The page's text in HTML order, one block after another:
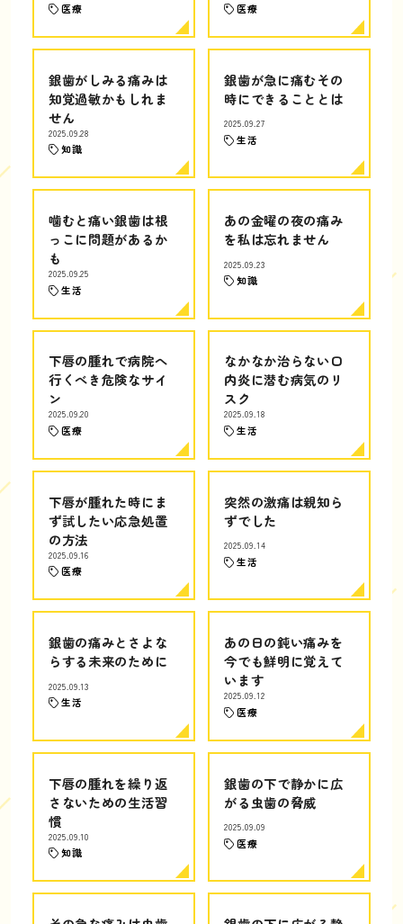
医療 医療
銀歯がしみる痛みは
知覚過敏かもしれま
せん
2025.09.28
知識
銀歯が急に痛むその
時にできることとは
2025.09.27
生活
噛むと痛い銀歯は根
っこに問題があるか
も
2025.09.25
生活
あの金曜の夜の痛み
を私は忘れません
2025.09.23
知識
下唇の腫れで病院へ
行くべき危険なサイ
ン
2025.09.20
医療
なかなか治らない口
内炎に潜む病気のリ
スク
2025.09.18
生活
下唇が腫れた時にま
ず試したい応急処置
の方法
2025.09.16
医療
突然の激痛は親知ら
ずでした
2025.09.14
生活
銀歯の痛みとさよな
らする未来のために
2025.09.13
生活
あの日の鈍い痛みを
今でも鮮明に覚えて
います
2025.09.12
医療
下唇の腫れを繰り返
さないための生活習
慣
2025.09.10
知識
銀歯の下で静かに広
がる虫歯の脅威
2025.09.09
医療